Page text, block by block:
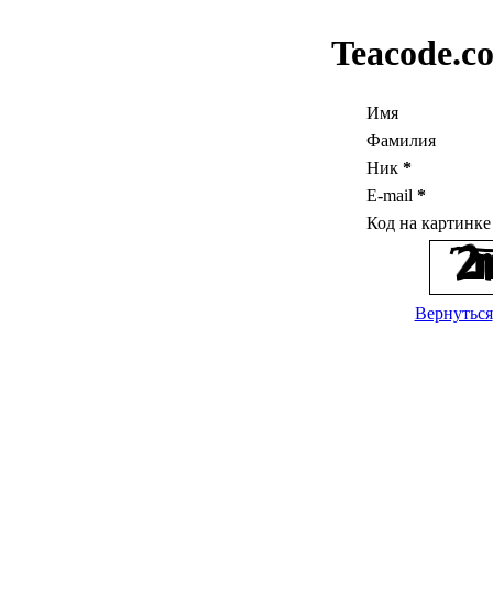
Имя
Фамилия
Ник *
E-mail *
Код на
Вернуться